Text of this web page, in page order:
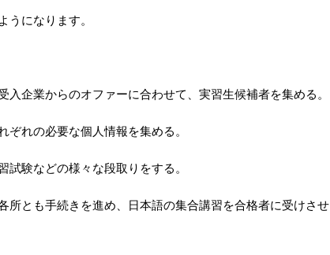
うになります。
入企業からのオファーに合わせて、実習生候補者を集める。
ぞれの必要な個人情報を集める。
試験などの様々な段取りをする。
所とも手続きを進め、日本語の集合講習を合格者に受けさせ